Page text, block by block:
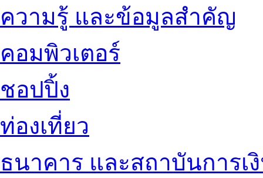
ความรู้ และข้อมูลสำคัญ
คอมพิวเตอร์
ชอปปิ้ง
ท่องเที่ยว
ธนาคาร และสถาบันการเ